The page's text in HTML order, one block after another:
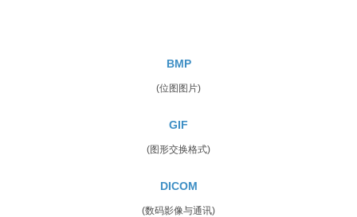
BMP
(位图图片)
GIF
(图形交换格式)
DICOM
(数码影像与通讯)